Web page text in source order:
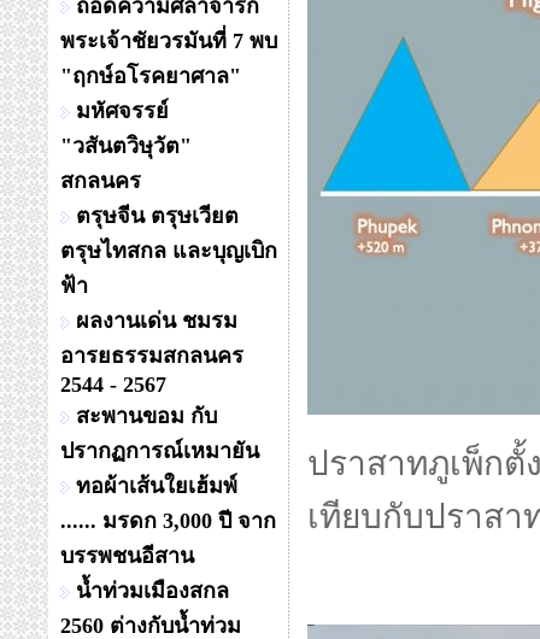
ถอดความศิลาจารึก
พระเจ้าชัยวรมันที่ 7 พบ
"ฤกษ์อโรคยาศาล"
มหัศจรรย์
"วสันตวิษุวัต"
สกลนคร
ตรุษจีน ตรุษเวียต
ตรุษไทสกล และบุญเบิก
ฟ้า
ผลงานเด่น ชมรม
อารยธรรมสกลนคร
2544 - 2567
สะพานขอม กับ
ปรากฏการณ์เหมายัน
ทอผ้าเส้นใยเฮ้มพ์
...... มรดก 3,000 ปี จาก
บรรพชนอีสาน
น้ำท่วมเมืองสกล
2560 ต่างกับน้ำท่วม
ปราสาทภูเพ็กตั้
เทียบกับปราส